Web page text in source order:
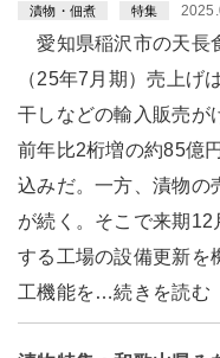
漬物・佃煮 特集
愛知県稲沢市の天長
（25年7月期）売上げ
干しなどの輸入販売が
前年比2桁増の約85億
込みだ。一方、漬物の
が続く。そこで来期12
する工場の設備更新を
工機能を…続きを読む